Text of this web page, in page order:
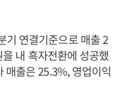
기 연결기준으로 매출 2
내 흑자전환에 성공했
매출은 25.3%, 영업이익